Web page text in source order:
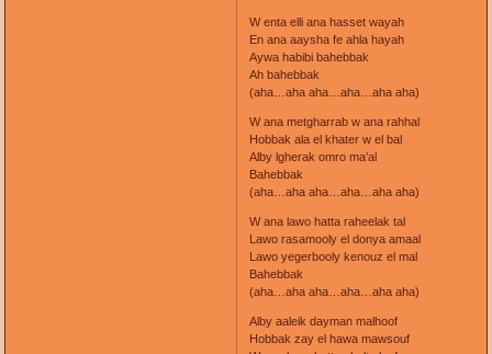
W enta elli ana hasset wayah
En ana aaysha fe ahla hayah
Aywa habibi bahebbak
Ah bahebbak
(aha…aha aha…aha…aha aha)
W ana metgharrab w ana rahhal
Hobbak ala el khater w el bal
Alby lgherak omro ma’al
Bahebbak
(aha…aha aha…aha…aha aha)
W ana lawo hatta raheelak tal
Lawo rasamooly el donya amaal
Lawo yegerbooly kenouz el mal
Bahebbak
(aha…aha aha…aha…aha aha)
Alby aaleik dayman malhoof
Hobbak zay el hawa mawsouf